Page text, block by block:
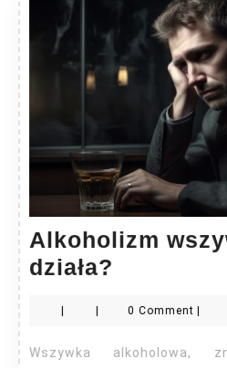
Alkoholizm
działa?
jak
działa?
0 Comment
Wszywka alkoholowa, znana również jako